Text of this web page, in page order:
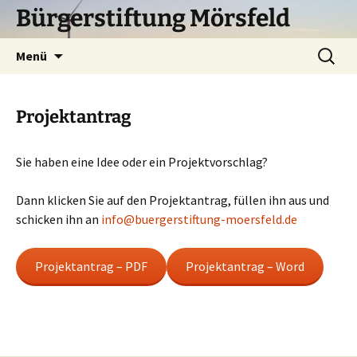
Zum
InhaltBürgerstiftung Mörsfeld
Menü
Suchen
nach:
Projektantrag
Sie haben eine Idee oder ein Projektvorschlag?
Dann klicken Sie auf den Projektantrag, füllen ihn aus und
schicken ihn an info@buergerstiftung-moersfeld.de
Projektantrag – PDF Projektantrag – Word